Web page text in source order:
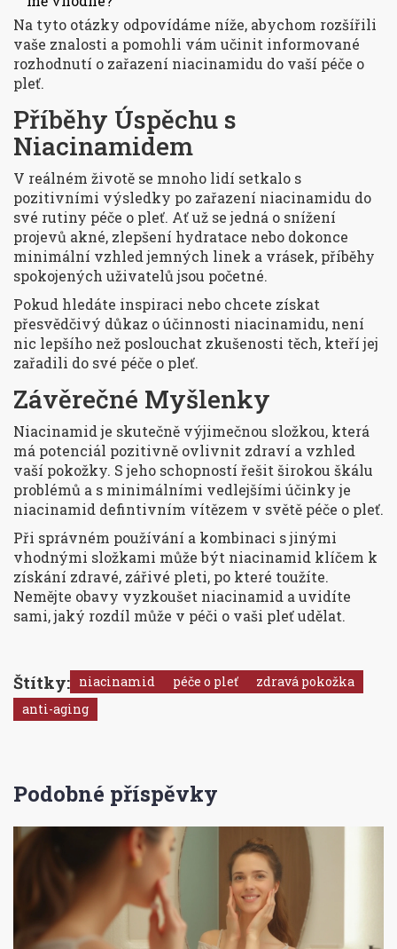
Na tyto otázky odpovídáme níže, abychom rozšířili
vaše znalosti a pomohli vám učinit informované
rozhodnutí o zařazení niacinamidu do vaší péče o
pleť.
Příběhy Úspěchu s
Niacinamidem
V reálném životě se mnoho lidí setkalo s
pozitivními výsledky po zařazení niacinamidu do
své rutiny péče o pleť. Ať už se jedná o snížení
projevů akné, zlepšení hydratace nebo dokonce
minimální vzhled jemných linek a vrásek, příběhy
spokojených uživatelů jsou početné.
Pokud hledáte inspiraci nebo chcete získat
přesvědčivý důkaz o účinnosti niacinamidu, není
nic lepšího než poslouchat zkušenosti těch, kteří jej
zařadili do své péče o pleť.
Závěrečné Myšlenky
Niacinamid je skutečně výjimečnou složkou, která
má potenciál pozitivně ovlivnit zdraví a vzhled
vaší pokožky. S jeho schopností řešit širokou škálu
problémů a s minimálními vedlejšími účinky je
niacinamid defintivním vítězem v světě péče o pleť.
Při správném používání a kombinaci s jinými
vhodnými složkami může být niacinamid klíčem k
získání zdravé, zářivé pleti, po které toužíte.
Nemějte obavy vyzkoušet niacinamid a uvidíte
sami, jaký rozdíl může v péči o vaši pleť udělat.
Štítky: niacinamid péče o pleť
zdravá pokožka
anti-aging
Podobné příspěvky